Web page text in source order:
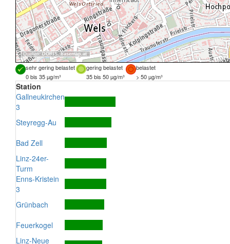
Quellen: DORIS, basemap.at
sehr gering belastet gering belastet
belastet
0 bis 35 µg/m³
35 bis 50 µg/m³ > 50 µg/m³
Station
Gallneukirchen
3
Steyregg-Au
Bad Zell
Linz-24er-
Turm
Enns-Kristein
3
Grünbach
Feuerkogel
Linz-Neue